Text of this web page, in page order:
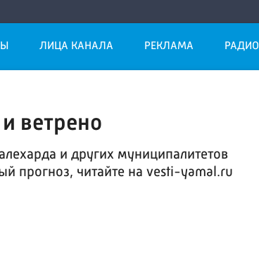
ЛИЦА КАНАЛА РЕКЛАМА РАДИО
ветрено
и других муниципалитетов
прогноз, читайте на vesti-yamal.ru